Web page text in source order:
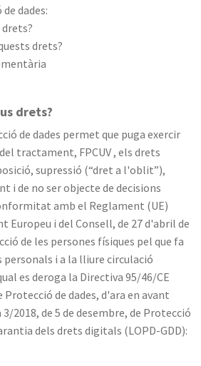
dades:
drets?
drets?
de dades permet que puga exercir
tractament, FPCUV , els drets
supressió (“dret a l'oblit”),
i de no ser objecte de decisions
amb el Reglament (UE)
Europeu i del Consell, de 27 d'abril de
de les persones físiques pel que fa
i a la lliure circulació
es deroga la Directiva 95/46/CE
de dades, d'ara en avant
2018, de 5 de desembre, de Protecció
dels drets digitals (LOPD-GDD):